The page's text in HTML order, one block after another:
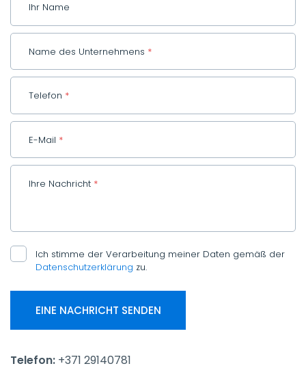
Ihr Name
Name des Unternehmens *
Telefon *
E-Mail *
Ihre Nachricht *
Ich stimme der Verarbeitung meiner Daten gemäß der
Datenschutzerklärung zu.
Telefon: +371 29140781